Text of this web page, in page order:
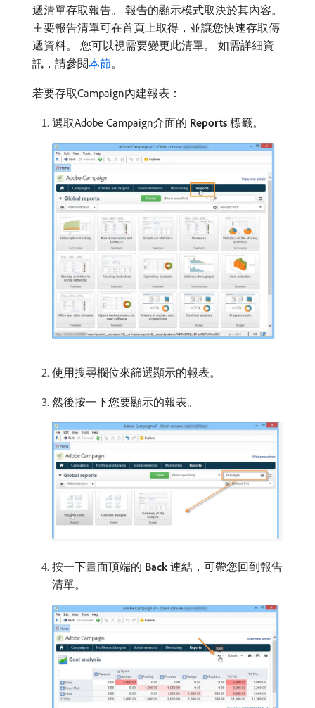
遞清單存取報告。 報告的顯示模式取決於其內容。
主要報告清單可在首頁上取得，並讓您快速存取傳
遞資料。 您可以視需要變更此清單。 如需詳細資
訊，請參閱本節。
若要存取Campaign內建報表：
選取Adobe Campaign介面的​ Reports ​標籤。
使用搜尋欄位來篩選顯示的報表。
然後按一下您要顯示的報表。
按一下畫面頂端的​ Back ​連結，可帶您回到報告
清單。